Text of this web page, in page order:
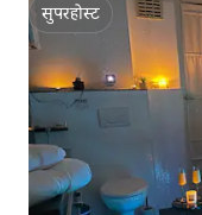
सुपरहोस्ट
सुपरहोस्ट